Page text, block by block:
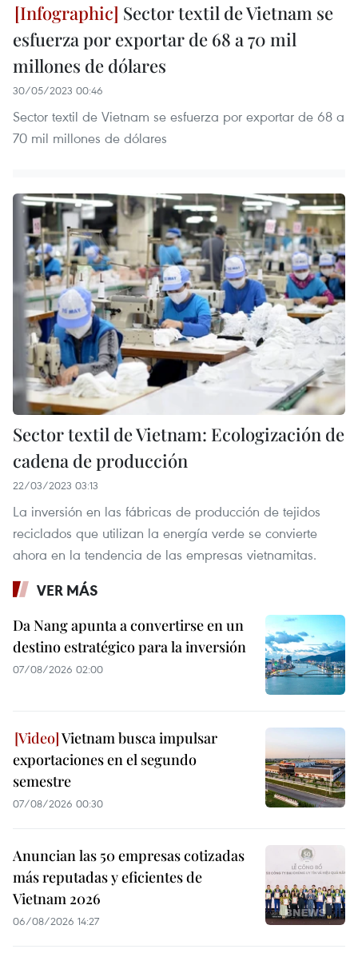
Sector textil de Vietnam se
esfuerza por exportar de 68 a 70 mil
millones de dólares
30/05/2023 00:46
Sector textil de Vietnam se esfuerza por exportar de 68 a
70 mil millones de dólares
Sector textil de Vietnam: Ecologización de
cadena de producción
22/03/2023 03:13
La inversión en las fábricas de producción de tejidos
reciclados que utilizan la energía verde se convierte
ahora en la tendencia de las empresas vietnamitas.
VER MÁS
Da Nang apunta a convertirse en un
destino estratégico para la inversión
07/08/2026 02:00
Vietnam busca impulsar
exportaciones en el segundo
semestre
07/08/2026 00:30
Anuncian las 50 empresas cotizadas
más reputadas y eficientes de
Vietnam 2026
06/08/2026 14:27